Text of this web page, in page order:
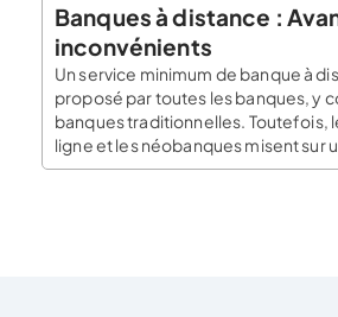
Banques à distance :
inconvénients
Un service minimum de banque à
proposé par toutes les banques, y
banques traditionnelles. Toutefois,
ligne et les néobanques misent sur
innovant et des applications